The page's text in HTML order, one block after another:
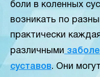
боли в коленных
возникать по
практически
различными
суставов. Они